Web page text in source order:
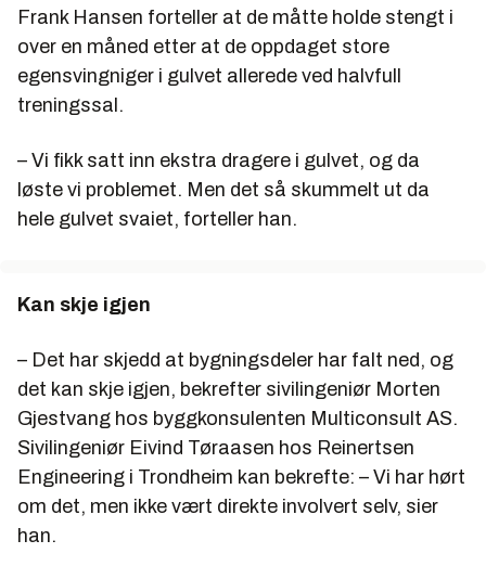
Frank Hansen forteller at de måtte holde stengt i
over en måned etter at de oppdaget store
egensvingniger i gulvet allerede ved halvfull
treningssal.
– Vi fikk satt inn ekstra dragere i gulvet, og da
løste vi problemet. Men det så skummelt ut da
hele gulvet svaiet, forteller han.
Kan skje igjen
– Det har skjedd at bygningsdeler har falt ned, og
det kan skje igjen, bekrefter sivilingeniør Morten
Gjestvang hos byggkonsulenten Multiconsult AS.
Sivilingeniør Eivind Tøraasen hos Reinertsen
Engineering i Trondheim kan bekrefte: – Vi har hørt
om det, men ikke vært direkte involvert selv, sier
han.